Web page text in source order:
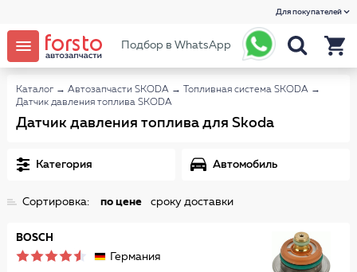
Для покупателей
Подбор в WhatsApp
Каталог → Автозапчасти SKODA → Топливная система SKODA →
Датчик давления топлива SKODA
Датчик давления топлива для Skoda
Категория Автомобиль
Сортировка: по цене сроку доставки
BOSCH
Германия